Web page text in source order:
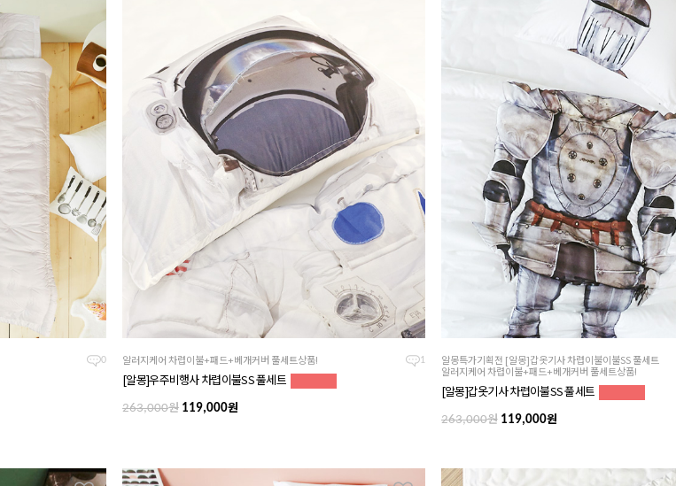
0 1
알러지케어 차렵이불+패드+베개커버 풀세트상품!
[알몽]우주비행사 차렵이불SS 풀세트
263,000원 119,000원
알몽특가기획전 [알몽]갑옷기사 차렵이불이불SS 풀세트
알러지케어 차렵이불+패드+베개커버 풀세트상품!
[알몽]갑옷기사 차렵이불SS 풀세트
263,000원119,000원